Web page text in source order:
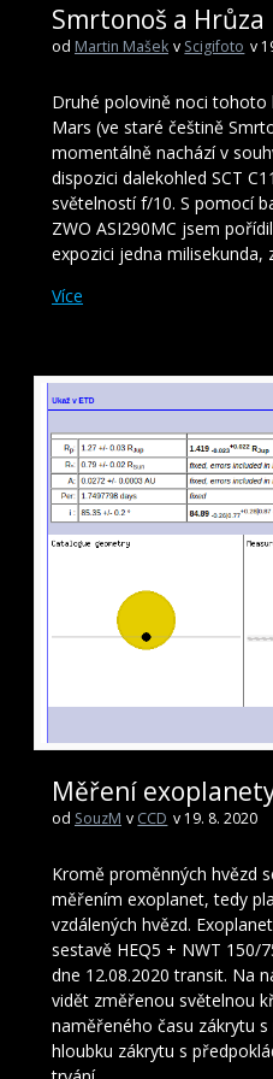
Smrtonoš a Hrůza
od Martin Mašek v Scigifoto v
Druhé polovině noci tohoto
Mars (ve staré češtině
momentálně nachází v
dispozici dalekohled SCT
světelností f/10. S pomocí
ZWO ASI290MC jsem
expozici jedna milisekunda,
Více
Měření
od SouzM v CCD v 19. 8. 2020
Kromě proměnných hvězd
měřením exoplanet, tedy
vzdálených hvězd.
sestavě HEQ5 + NWT 150/
dne 12.08.2020 transit. Na
vidět změřenou světelnou
naměřeného času zákrytu
hloubku zákrytu s